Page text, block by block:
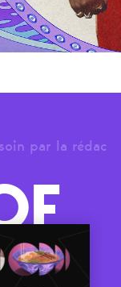
par la rédac